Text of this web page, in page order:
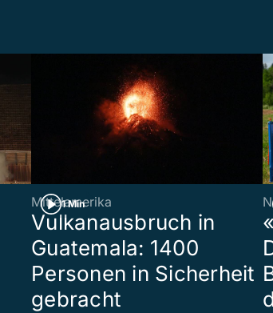
1 Min
Mittelamerika
Vulkanausbruch in
Guatemala: 1400
Personen in Sicherheit
gebracht